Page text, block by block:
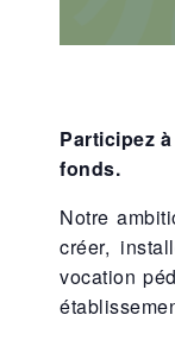
Participez
fonds.
Notre
créer,
vocation